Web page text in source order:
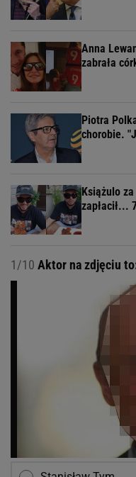
Anna
zabrała
Piotra
chorobie.
Książulo
zapłacił...
1/10 Aktor na zdjęciu